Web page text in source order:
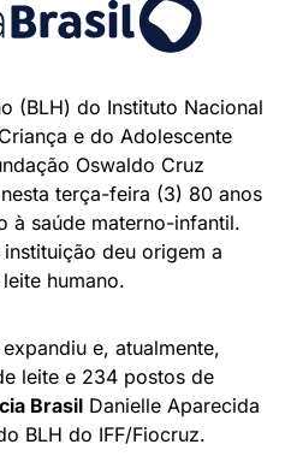
(BLH) do Instituto Nacional
e do Adolescente
Oswaldo Cruz
terça-feira (3) 80 anos
à saúde materno-infantil.
deu origem a
humano.
e, atualmente,
leite e 234 postos de
Brasil Danielle Aparecida
BLH do IFF/Fiocruz.